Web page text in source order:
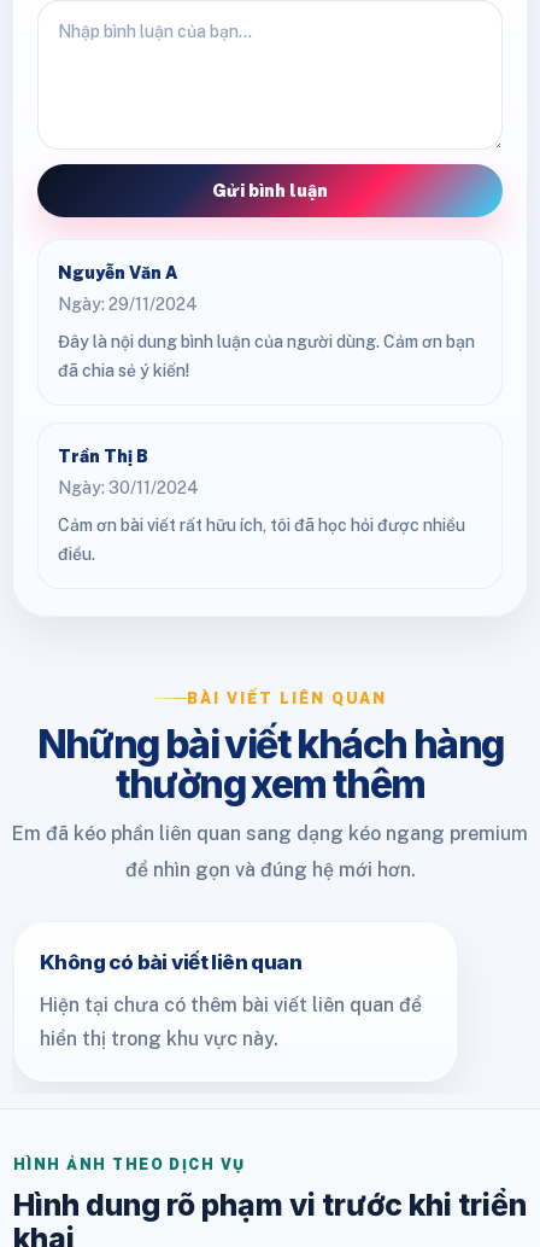
Gửi bình luận
Nguyễn Văn A
Ngày: 29/11/2024
Đây là nội dung bình luận của người dùng. Cảm ơn bạn
đã chia sẻ ý kiến!
Trần Thị B
Ngày: 30/11/2024
Cảm ơn bài viết rất hữu ích, tôi đã học hỏi được nhiều
điều.
BÀI VIẾT LIÊN QUAN
Những bài viết khách hàng
thường xem thêm
Em đã kéo phần liên quan sang dạng kéo ngang premium
để nhìn gọn và đúng hệ mới hơn.
Không có bài viết liên quan
Hiện tại chưa có thêm bài viết liên quan để
hiển thị trong khu vực này.
HÌNH ẢNH THEO DỊCH VỤ
Hình dung rõ phạm vi trước khi triển
khai